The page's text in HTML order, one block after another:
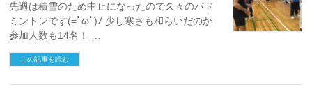
先週は積雪のため中止になったので久々のバド
ミントンです(=ﾟωﾟ)ﾉ 少し寒さも和らいだのか
参加人数も14名！ …
この記事を読む